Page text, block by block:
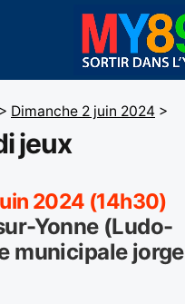
> Dimanche 2 juin 2024 >
jeux
2024 (14h30)
Yonne (Ludo-
municipale jorge